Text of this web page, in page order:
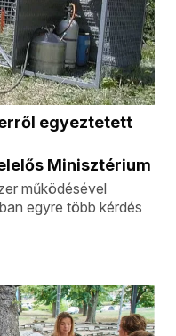
egyeztetett
Minisztérium
működésével
egyre több kérdés